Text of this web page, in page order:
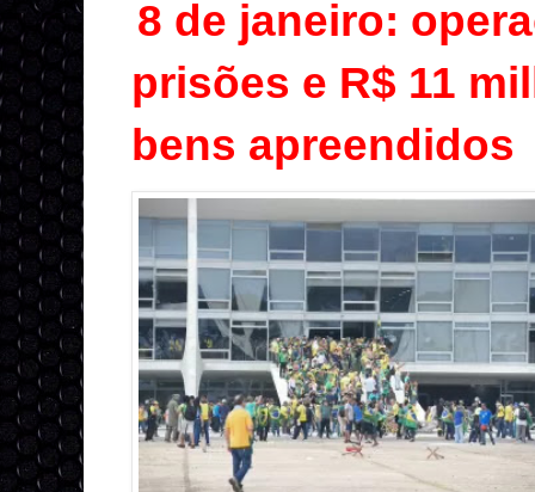
8 de janeiro:
prisões e R$ 11
bens apreendidos